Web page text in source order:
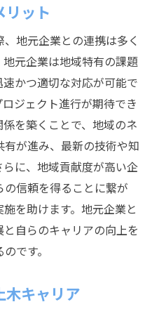
リット
地元企業との連携は多く
元企業は地域特有の課題
かつ適切な対応が可能で
ジェクト進行が期待でき
を築くことで、地域のネ
が進み、最新の技術や知
に、地域貢献度が高い企
信頼を得ることに繋が
を助けます。地元企業と
自らのキャリアの向上を
です。
木キャリア